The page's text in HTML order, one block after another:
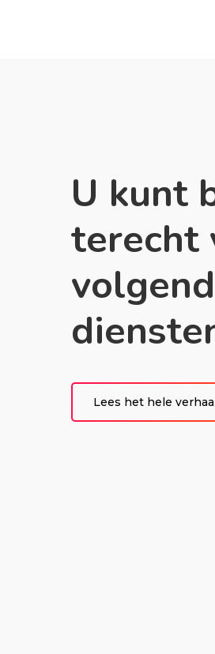
U kunt
terecht
Lees het hele